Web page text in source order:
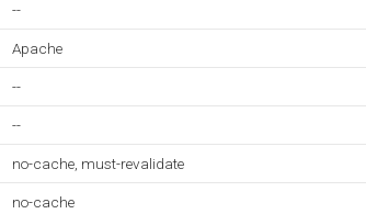
--
Apache
--
--
no-cache, must-revalidate
no-cache